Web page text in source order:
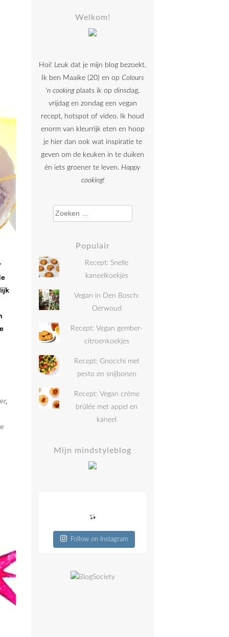
,
Welkom!
Hoi! Leuk dat je mijn blog bezoekt.
Ik ben Maaike (20) en op Colours
'n cookingplaats ik op dinsdag,
vrijdag en zondag een vegan
recept, hotspot of video. Ik houd
enorm van kleurrijk eten en hoop
je hier dan ook wat inspiratie te
geven om de keuken in te duiken
én iets groener te leven. Happy
cooking!
Zoeken naar:
Populair
Recept: Snelle
kaneelkoekjes
Vegan in Den Bosch:
Oerwoud
Recept: Vegan gember-
citroenkoekjes
Recept: Gnocchi met
pesto en snijbonen
Recept: Vegan crème
brûlée met appel en
kaneel
Mijn mindstyleblog
Follow on Instagram